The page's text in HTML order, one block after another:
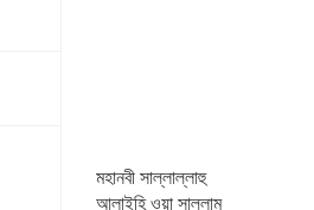
মহানবী সাল্লাল্লাহু
আলাইহি ওয়া সাল্লাম